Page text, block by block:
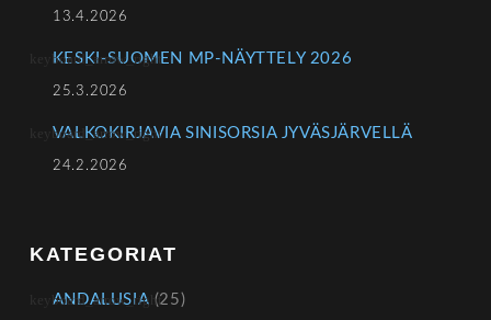
13.4.2026
KESKI-SUOMEN MP-NÄYTTELY 2026
25.3.2026
VALKOKIRJAVIA SINISORSIA JYVÄSJÄRVELLÄ
24.2.2026
KATEGORIAT
ANDALUSIA (25)